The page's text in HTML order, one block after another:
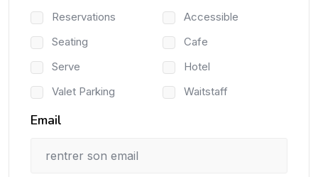
Reservations
Accessible
Seating
Cafe
Serve
Hotel
Valet Parking
Waitstaff
Email